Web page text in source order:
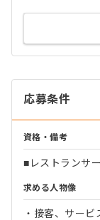
応募条件
資格・備考
■レストランサ
求める人物像
・接客、サー